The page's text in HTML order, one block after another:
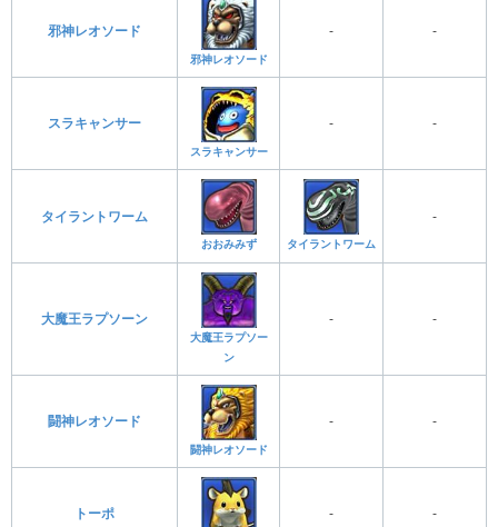
邪神レオソード
邪神レオソード
- -
スラキャンサー
スラキャンサー
- -
タイラントワーム
おおみみず タイラントワーム
-
大魔王ラプソーン
大魔王ラプソー
ン
- -
闘神レオソード
闘神レオソード
- -
トーポ - -